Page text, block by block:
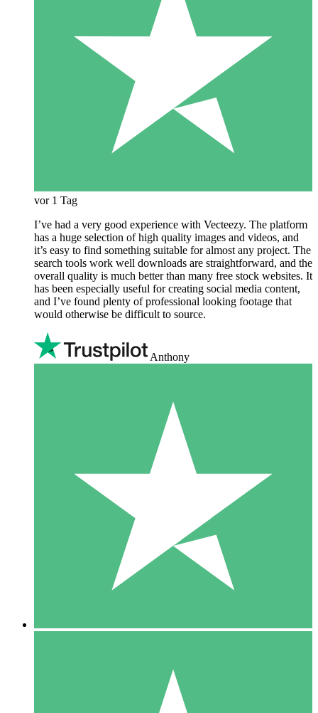
vor 1 Tag
I’ve had a very good experience with Vecteezy. The platform
has a huge selection of high quality images and videos, and
it’s easy to find something suitable for almost any project. The
search tools work well downloads are straightforward, and the
overall quality is much better than many free stock websites. It
has been especially useful for creating social media content,
and I’ve found plenty of professional looking footage that
would otherwise be difficult to source.
Anthony